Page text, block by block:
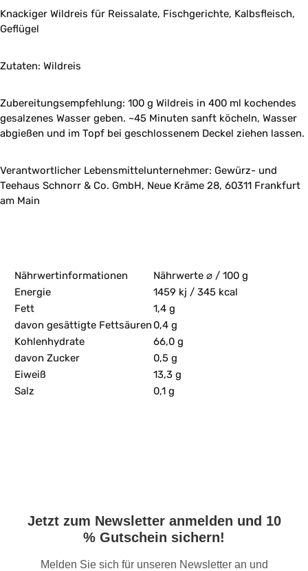
Knackiger Wildreis für Reissalate, Fischgerichte, Kalbsfleisch,
Geflügel
Zutaten: Wildreis
Zubereitungsempfehlung: 100 g Wildreis in 400 ml kochendes
gesalzenes Wasser geben. ~45 Minuten sanft köcheln, Wasser
abgießen und im Topf bei geschlossenem Deckel ziehen lassen.
Verantwortlicher Lebensmittelunternehmer: Gewürz- und
Teehaus Schnorr & Co. GmbH, Neue Kräme 28, 60311 Frankfurt
am Main
Nährwertinformationen
Nährwerte ⌀ / 100 g
Energie
1459 kj / 345 kcal
Fett
1,4 g
davon gesättigte Fettsäuren 0,4 g
Kohlenhydrate
66,0 g
davon Zucker
0,5 g
Eiweiß
13,3 g
Salz
0,1 g
Jetzt zum Newsletter anmelden und 10
% Gutschein sichern!
Melden Sie sich für unseren Newsletter an und